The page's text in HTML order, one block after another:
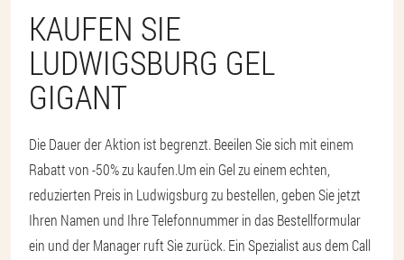
KAUFEN SIE
LUDWIGSBURG GEL
GIGANT
Die Dauer der Aktion ist begrenzt. Beeilen Sie sich mit einem
Rabatt von -50% zu kaufen.Um ein Gel zu einem echten,
reduzierten Preis in Ludwigsburg zu bestellen, geben Sie jetzt
Ihren Namen und Ihre Telefonnummer in das Bestellformular
ein und der Manager ruft Sie zurück. Ein Spezialist aus dem Call